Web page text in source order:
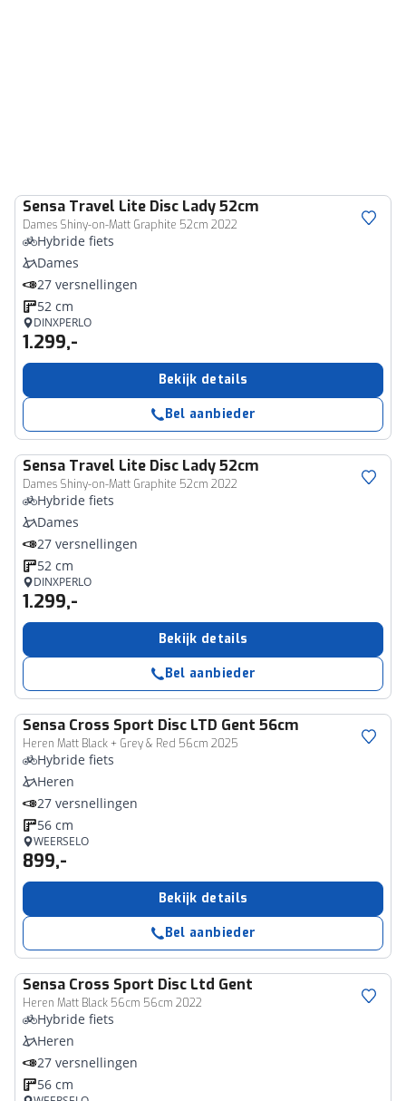
Sensa Travel Lite Disc Lady 52cm
Dames Shiny-on-Matt Graphite 52cm 2022
Hybride fiets
Dames
27 versnellingen
52 cm
DINXPERLO
1.299,-
Bekijk details
Bel aanbieder
Sensa Travel Lite Disc Lady 52cm
Dames Shiny-on-Matt Graphite 52cm 2022
Hybride fiets
Dames
27 versnellingen
52 cm
DINXPERLO
1.299,-
Bekijk details
Bel aanbieder
Sensa Cross Sport Disc LTD Gent 56cm
Heren Matt Black + Grey & Red 56cm 2025
Hybride fiets
Heren
27 versnellingen
56 cm
WEERSELO
899,-
Bekijk details
Bel aanbieder
Sensa Cross Sport Disc Ltd Gent
Heren Matt Black 56cm 56cm 2022
Hybride fiets
Heren
27 versnellingen
56 cm